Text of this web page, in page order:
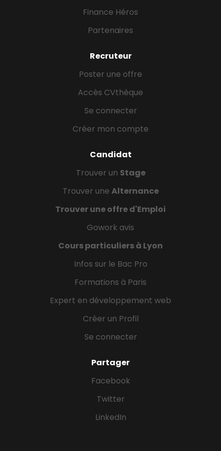
Finance Héros
Partenaires
Recruteur
Poster une offre
Accès CVthèque
Se connecter
Créer mon compte
Candidat
Trouver un Stage
Trouver une Alternance
Trouver une offre d'Emploi
Gowork avis
Cours particuliers à Lyon
Infos sur le Bac Pro
Formations à Paris
Expert en développement web
Créer un Profil
Se connecter
Partager
Facebook
Twitter
LinkedIn